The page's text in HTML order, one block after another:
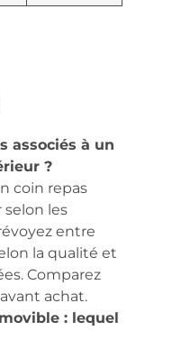
associés à un
?
coin repas
les
entre
la qualité et
Comparez
achat.
: lequel